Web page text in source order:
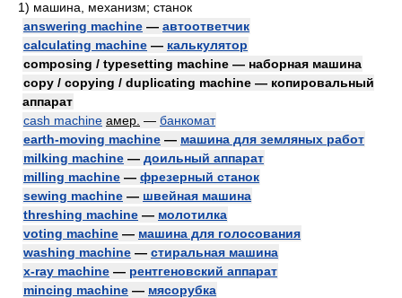
1) машина, механизм; станок
answering machine — автоответчик
calculating machine — калькулятор
composing / typesetting machine — наборная машина
copy / copying / duplicating machine — копировальный
аппарат
cash machine амер. — банкомат
earth-moving machine — машина для земляных работ
milking machine — доильный аппарат
milling machine — фрезерный станок
sewing machine — швейная машина
threshing machine — молотилка
voting machine — машина для голосования
washing machine — стиральная машина
x-ray machine — рентгеновский аппарат
mincing machine — мясорубка